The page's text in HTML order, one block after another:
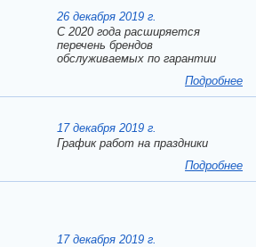
26 декабря 2019 г.
С 2020 года расширяется
перечень брендов
обслуживаемых по гарантии
Подробнее
17 декабря 2019 г.
График работ на праздники
Подробнее
17 декабря 2019 г.